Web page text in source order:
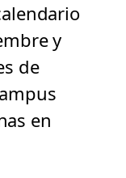
y
de
en